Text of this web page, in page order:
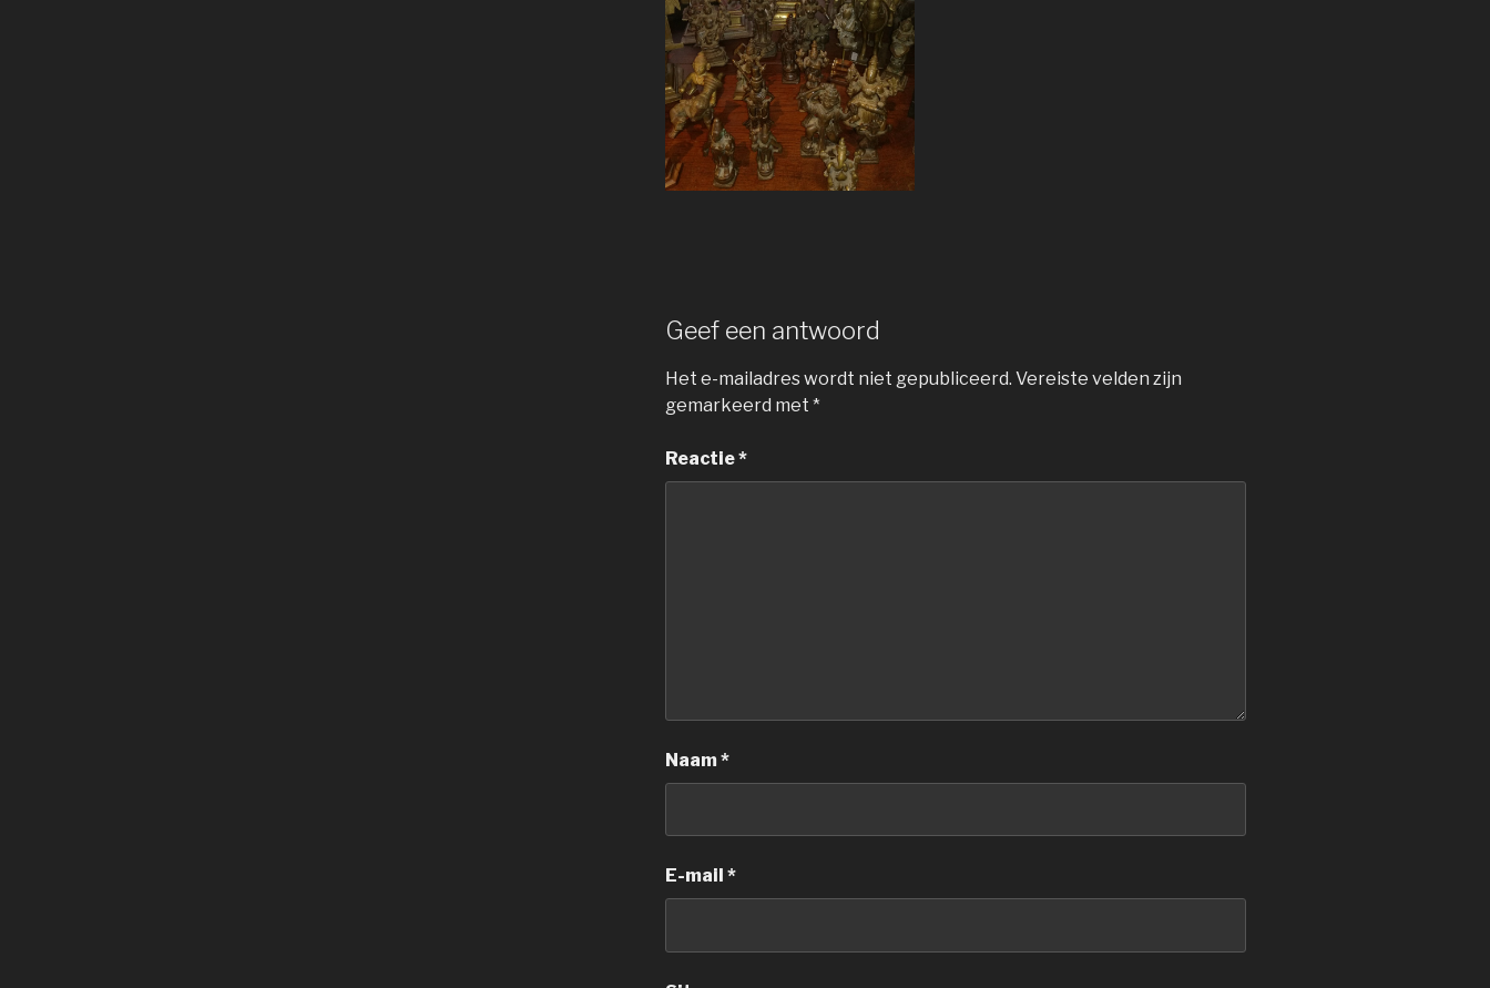
Geef een antwoord
Het e-mailadres wordt niet gepubliceerd. Vereiste velden zijn
gemarkeerd met *
Reactie*
Naam*
E-mail *